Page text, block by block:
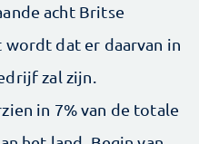
acht Britse
wordt dat er daarvan in
zal zijn.
in 7% van de totale